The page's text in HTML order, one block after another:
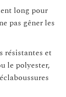
long pour
pas gêner les
résistantes et
le polyester,